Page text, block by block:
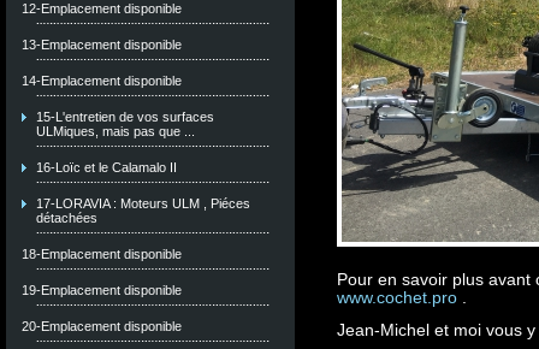
12-Emplacement disponible
13-Emplacement disponible
14-Emplacement disponible
15-L'entretien de vos surfaces
ULMiques, mais pas que ...
16-Loïc et le Calamalo II
17-LORAVIA : Moteurs ULM , Piéces
détachées
18-Emplacement disponible
19-Emplacement disponible
20-Emplacement disponible
Pour en savoir plus
www.cochet.pro .
Jean-Michel et moi vous